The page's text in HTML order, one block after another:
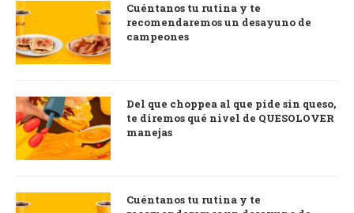
Cuéntanos tu rutina y te
recomendaremos un desayuno de
campeones
Del que choppea al que pide sin queso,
te diremos qué nivel de QUESOLOVER
manejas
Cuéntanos tu rutina y te